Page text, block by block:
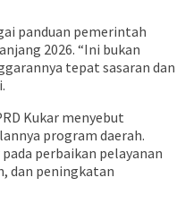
panduan pemerintah
2026. “Ini bukan
tepat sasaran dan
Kukar menyebut
program daerah.
perbaikan pelayanan
dan peningkatan